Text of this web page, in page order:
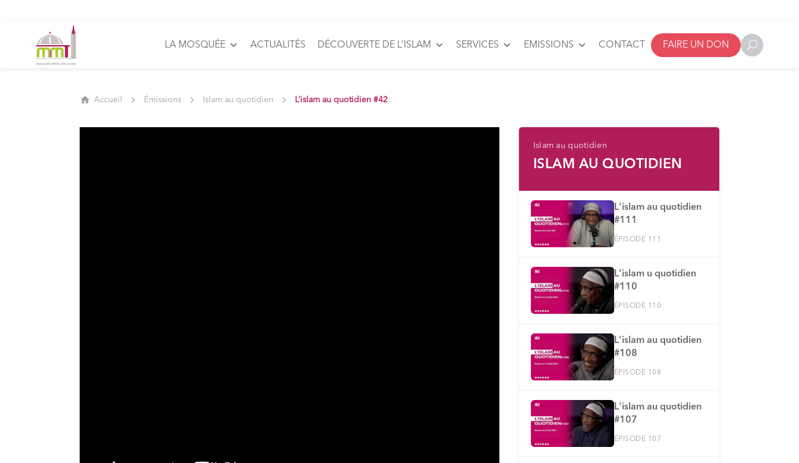
LA MOSQUÉE ACTUALITÉS DÉCOUVERTE DE L’ISLAM SERVICES EMISSIONS CONTACT FAIRE UN DON
Accueil Émissions Islam au quotidien L’islam au quotidien #42
Islam au quotidien
ISLAM AU QUOTIDIEN
L'islam au quotidien
#111
ÉPISODE 111
L'islam u quotidien
#110
ÉPISODE 110
L'islam au quotidien
#108
ÉPISODE 108
L'islam au quotidien
#107
ÉPISODE 107